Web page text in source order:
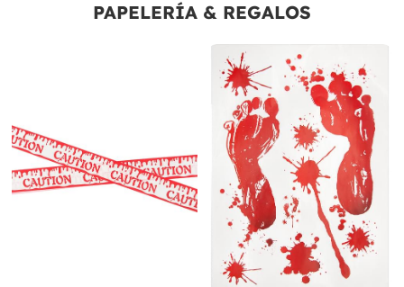
PAPELERÍA & REGALOS